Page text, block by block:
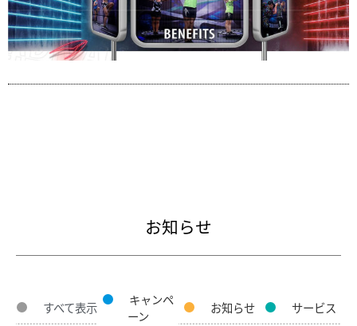
お知らせ
すべて表示
キャンペ
ーン
お知らせ サービス